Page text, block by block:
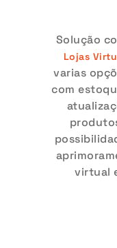
Solução
Lojas
varias
com
virtual